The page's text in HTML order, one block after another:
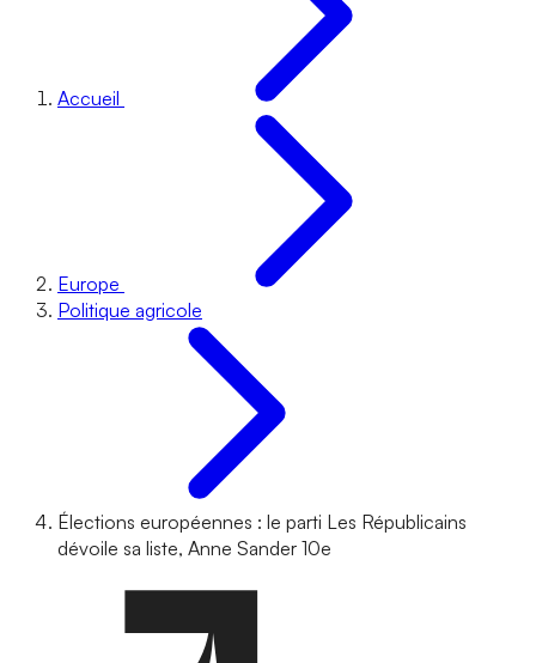
Accueil
Europe
Politique agricole
Élections européennes : le parti Les Républicains
dévoile sa liste, Anne Sander 10e